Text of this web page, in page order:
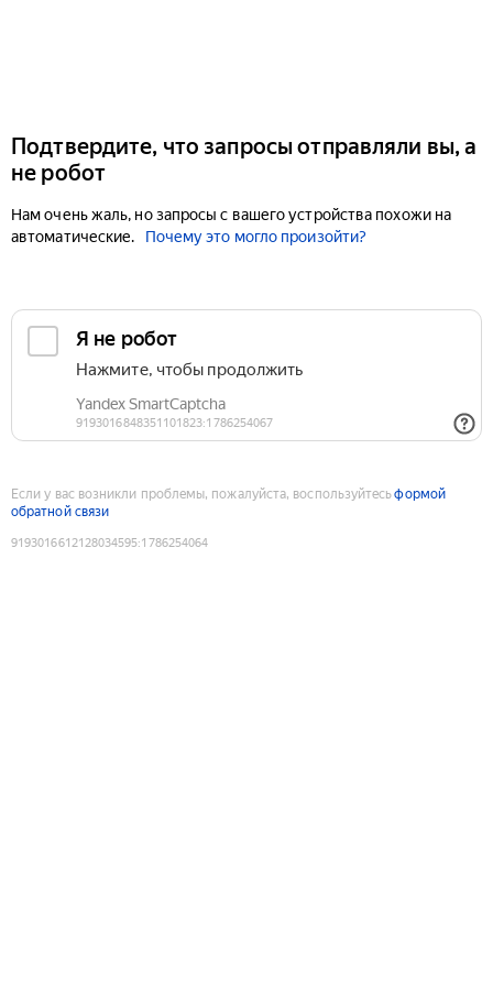
Подтвердите, что запросы отправляли вы, а
не робот
Нам очень жаль, но запросы с вашего устройства похожи на
автоматические.
Почему это могло произойти?
Если у вас возникли проблемы, пожалуйста, воспользуйтесьформой
обратной связи
9193016612128034595:1786254064